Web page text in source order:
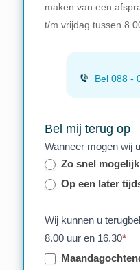
maken van een
t/m vrijdag tussen
Bel 088 -
Bel mij terug op
Wanneer mogen wij
Zo snel mogelijk
Op een later
Wij kunnen u
8.00 uur en 16.30*